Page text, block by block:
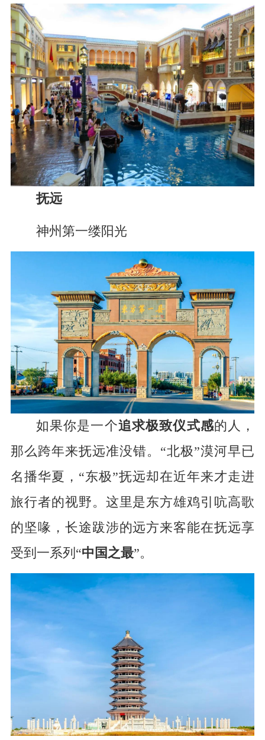
抚远
神州第一缕阳光
如果你是一个追求极致仪式感的人，
那么跨年来抚远准没错。“北极”漠河早已
名播华夏，“东极”抚远却在近年来才走进
旅行者的视野。这里是东方雄鸡引吭高歌
的坚喙，长途跋涉的远方来客能在抚远享
受到一系列“中国之最”。